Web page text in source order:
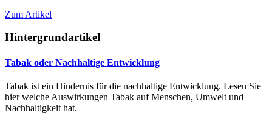
Zum Artikel
Hintergrundartikel
Tabak oder Nachhaltige Entwicklung
Tabak ist ein Hindernis für die nachhaltige Entwicklung. Lesen Sie
hier welche Auswirkungen Tabak auf Menschen, Umwelt und
Nachhaltigkeit hat.